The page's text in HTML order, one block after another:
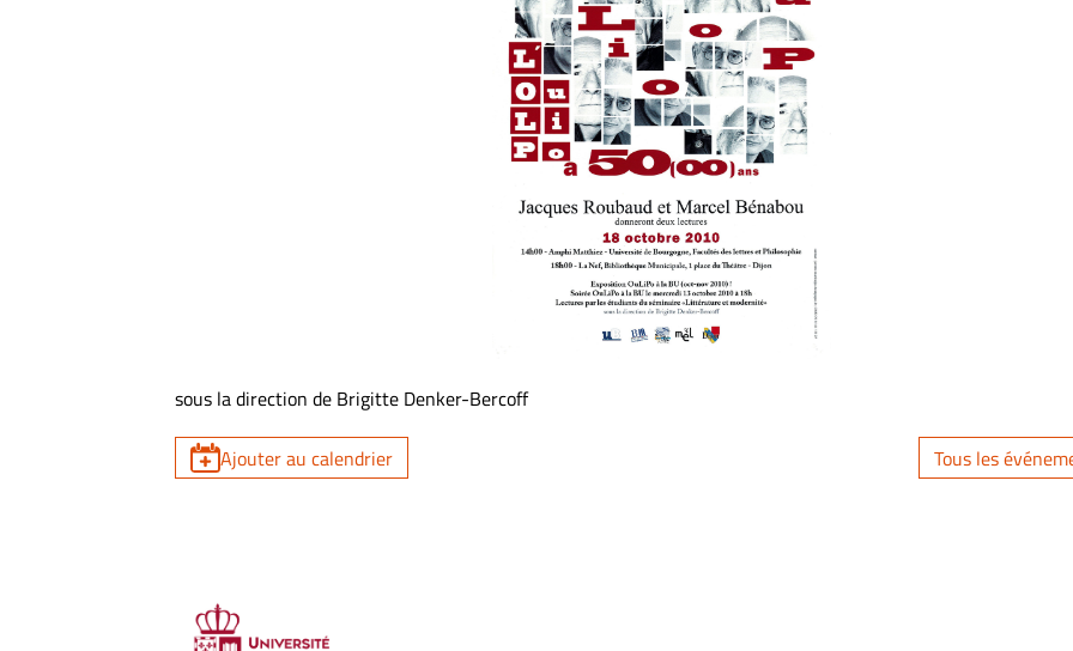
sous la direction de Brigitte Denker-Bercoff
Ajouter au calendrier Tous les